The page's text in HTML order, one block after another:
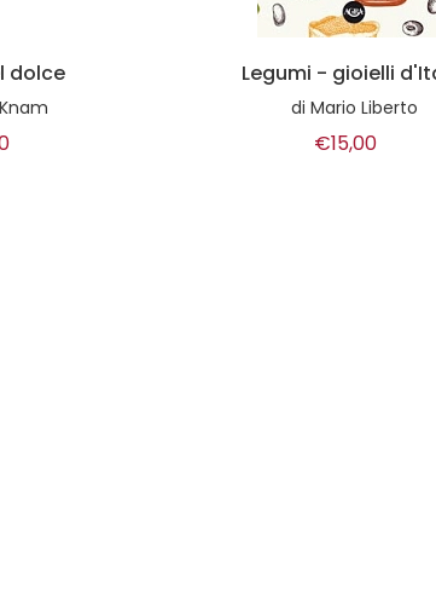
d'Italia Food cost
diFranco Luise
€18,00